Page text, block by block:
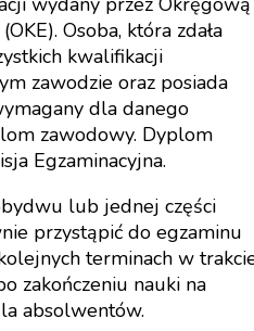
Osoba, która zdała
kwalifikacji
zawodzie oraz posiada
dla danego
zawodowy. Dyplom
Egzaminacyjna.
lub jednej części
przystąpić do egzaminu
terminach w
zakończeniu nauki na
absolwentów.